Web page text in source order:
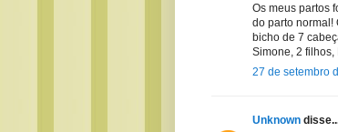
Os meus partos
do parto normal!
bicho de 7
Simone, 2
27 de setembro
Unknown